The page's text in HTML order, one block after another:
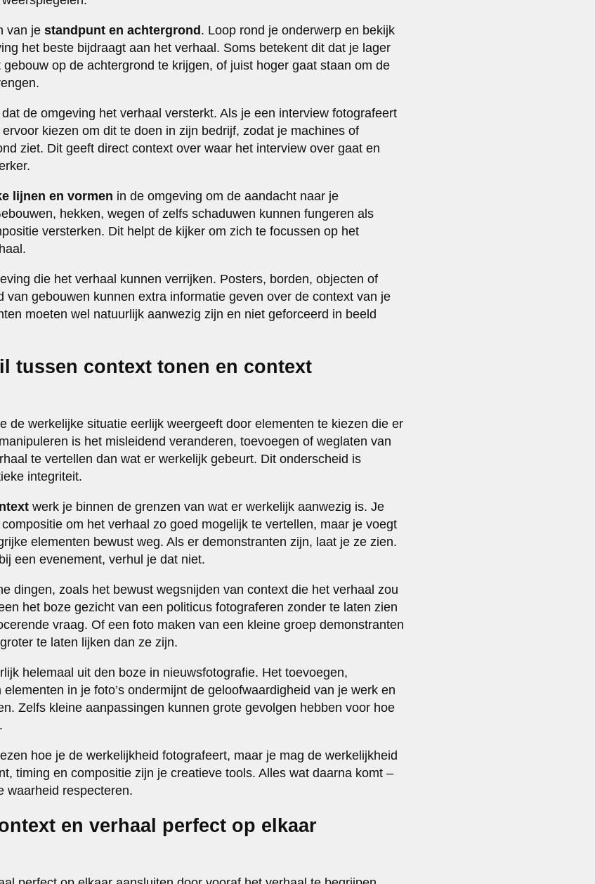
van je standpunt en achtergrond . Loop rond je onderwerp en bekijk
het beste bijdraagt aan het verhaal. Soms betekent dit dat je lager
op de achtergrond te krijgen, of juist hoger gaat staan om de
de omgeving het verhaal versterkt. Als je een interview fotografeert
kiezen om dit te doen in zijn bedrijf, zodat je machines of
ziet. Dit geeft direct context over waar het interview over gaat en
lijnen en vormen in de omgeving om de aandacht naar je
hekken, wegen of zelfs schaduwen kunnen fungeren als
versterken. Dit helpt de kijker om zich te focussen op het
die het verhaal kunnen verrijken. Posters, borden, objecten of
van gebouwen kunnen extra informatie geven over de context van je
moeten wel natuurlijk aanwezig zijn en niet geforceerd in beeld
tussen context tonen en context
de werkelijke situatie eerlijk weergeeft door elementen te kiezen die er
is het misleidend veranderen, toevoegen of weglaten van
te vertellen dan wat er werkelijk gebeurt. Dit onderscheid is
integriteit.
werk je binnen de grenzen van wat er werkelijk aanwezig is. Je
om het verhaal zo goed mogelijk te vertellen, maar je voegt
elementen bewust weg. Als er demonstranten zijn, laat je ze zien.
een evenement, verhul je dat niet.
dingen, zoals het bewust wegsnijden van context die het verhaal zou
het boze gezicht van een politicus fotograferen zonder te laten zien
vraag. Of een foto maken van een kleine groep demonstranten
te laten lijken dan ze zijn.
helemaal uit den boze in nieuwsfotografie. Het toevoegen,
in je foto’s ondermijnt de geloofwaardigheid van je werk en
Zelfs kleine aanpassingen kunnen grote gevolgen hebben voor hoe
hoe je de werkelijkheid fotografeert, maar je mag de werkelijkheid
timing en compositie zijn je creatieve tools. Alles wat daarna komt –
waarheid respecteren.
en verhaal perfect op elkaar